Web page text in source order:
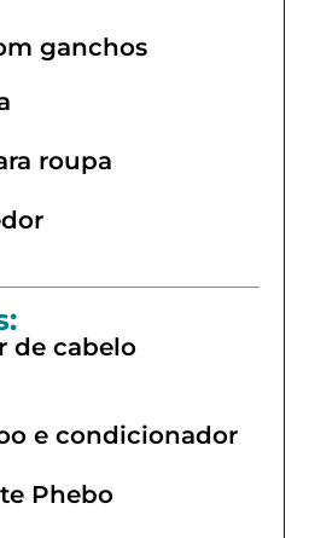
ganchos
roupa
de cabelo
e condicionador
Phebo